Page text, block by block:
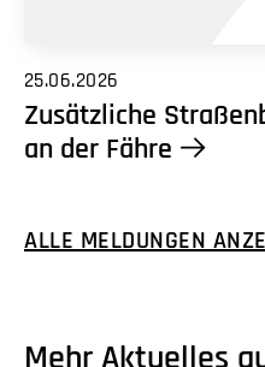
25.06.2026
Zusätzliche
an der Fähre
ALLE MELDUNGEN
Mehr Aktuelles